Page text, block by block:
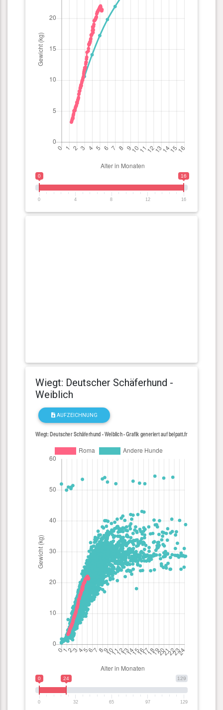
0 16
0 4 8 12 16
Wiegt: Deutscher Schäferhund -
Weiblich
AUFZEICHNUNG
129
0 24
0 32 65 97 129